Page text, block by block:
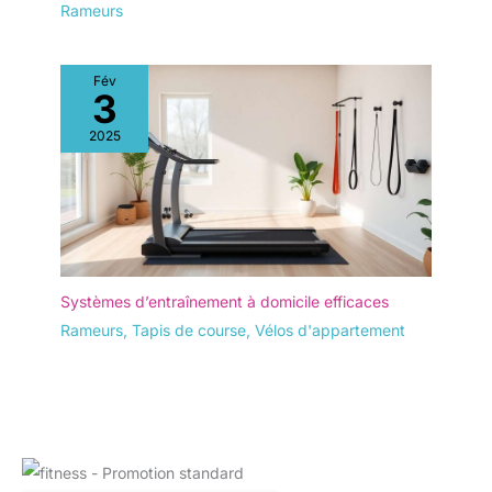
et bureaux. Avec une
seulement 2,9 m², il peut
être facilement rangé
verticalement,
économisant plus de 70
% d'espace lorsqu'il
n'est pas utilisé. En
outre, les roues de
transport intégrées
facilitent le déplacement,
offrant une solution
pratique et peu
d'un assemblage facile
Rameurs
Fév
3
2025
Systèmes d’entraînement à domicile efficaces
Rameurs, Tapis de course, Vélos d'appartement